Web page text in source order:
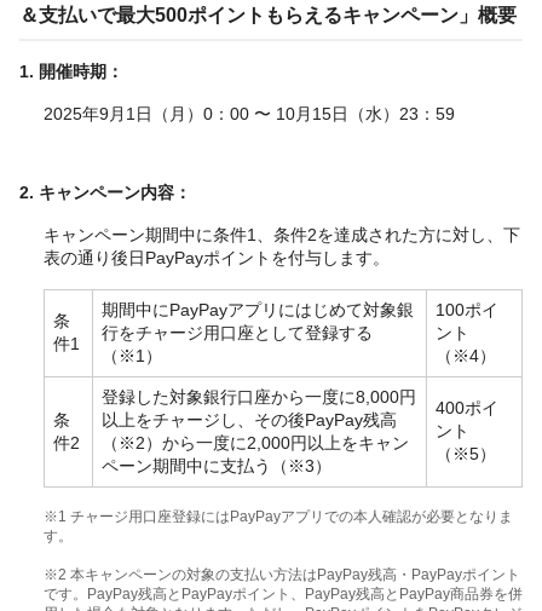
＆支払いで最大500ポイントもらえるキャンペーン」概要
1. 開催時期：
2025年9月1日（月）0：00 〜 10月15日（水）23：59
2. キャンペーン内容：
キャンペーン期間中に条件1、条件2を達成された方に対し、下
表の通り後日PayPayポイントを付与します。
条
件1
期間中にPayPayアプリにはじめて対象銀
行をチャージ用口座として登録する
（※1）
100ポイ
ント
（※4）
条
件2
登録した対象銀行口座から一度に8,000円
以上をチャージし、その後PayPay残高
（※2） から一度に2,000円以上をキャン
ペーン期間中に支払う
（※3）
400ポイ
ント
（※5）
※1 チャージ用口座登録にはPayPayアプリでの本人確認が必要となりま
す。
※2 本キャンペーンの対象の支払い方法はPayPay残高・PayPayポイント
です。PayPay残高とPayPayポイント、PayPay残高とPayPay商品券を併